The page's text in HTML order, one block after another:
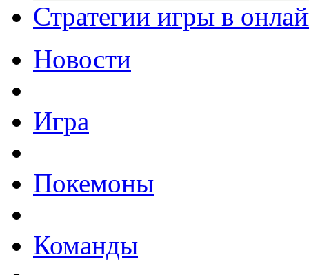
Стратегии игры в
Новости
Игра
Покемоны
Команды